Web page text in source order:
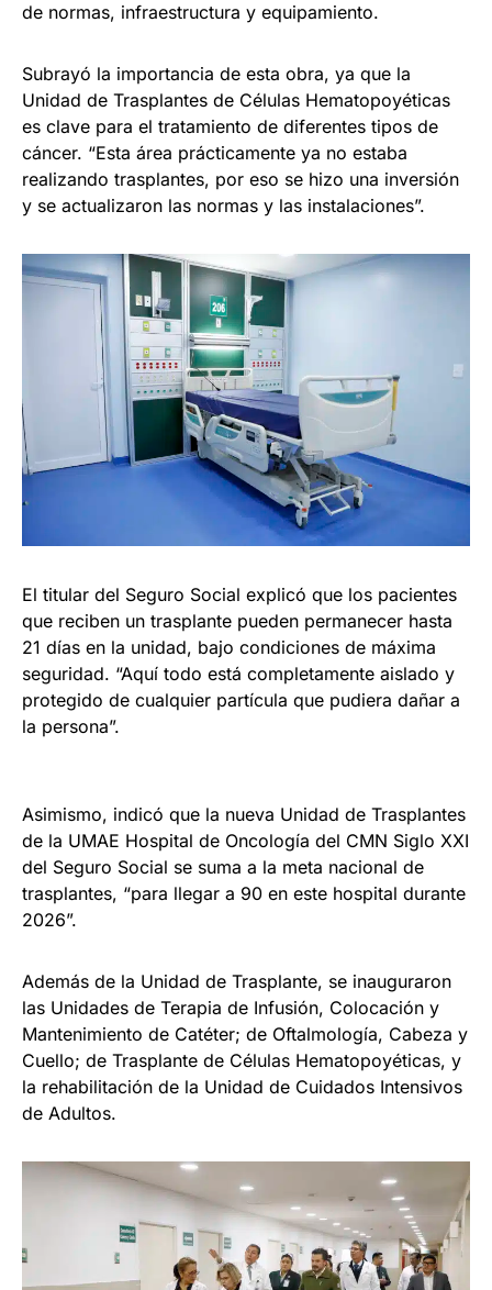
de normas, infraestructura y equipamiento.
Subrayó la importancia de esta obra, ya que la
Unidad de Trasplantes de Células Hematopoyéticas
es clave para el tratamiento de diferentes tipos de
cáncer. “Esta área prácticamente ya no estaba
realizando trasplantes, por eso se hizo una inversión
y se actualizaron las normas y las instalaciones”.
El titular del Seguro Social explicó que los pacientes
que reciben un trasplante pueden permanecer hasta
21 días en la unidad, bajo condiciones de máxima
seguridad. “Aquí todo está completamente aislado y
protegido de cualquier partícula que pudiera dañar a
la persona”.
Asimismo, indicó que la nueva Unidad de Trasplantes
de la UMAE Hospital de Oncología del CMN Siglo XXI
del Seguro Social se suma a la meta nacional de
trasplantes, “para llegar a 90 en este hospital durante
2026”.
Además de la Unidad de Trasplante, se inauguraron
las Unidades de Terapia de Infusión, Colocación y
Mantenimiento de Catéter; de Oftalmología, Cabeza y
Cuello; de Trasplante de Células Hematopoyéticas, y
la rehabilitación de la Unidad de Cuidados Intensivos
de Adultos.